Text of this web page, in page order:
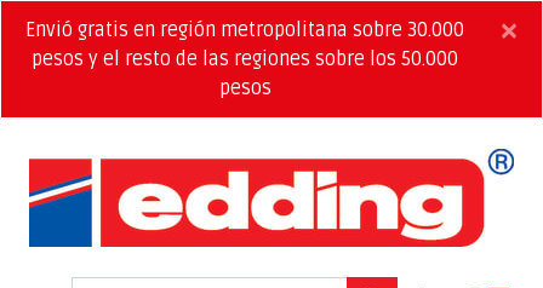
Envió gratis en región metropolitana sobre 30.000
pesos y el resto de las regiones sobre los 50.000
pesos
×